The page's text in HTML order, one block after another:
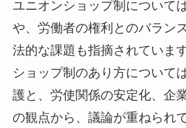
ユニオンショップ制について
や、労働者の権利とのバラン
法的な課題も指摘されていま
ショップ制のあり方について
護と、労使関係の安定化、企
の観点から、議論が重ねられ